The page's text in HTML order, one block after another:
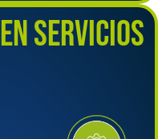
EN SERVICIOS